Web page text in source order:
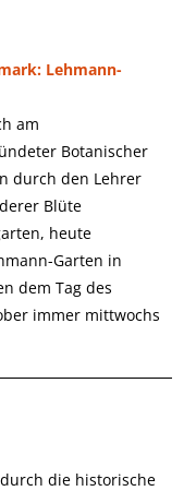
Lehmann-
am
Botanischer
durch den Lehrer
Blüte
heute
Garten in
dem Tag des
immer mittwochs
die historische